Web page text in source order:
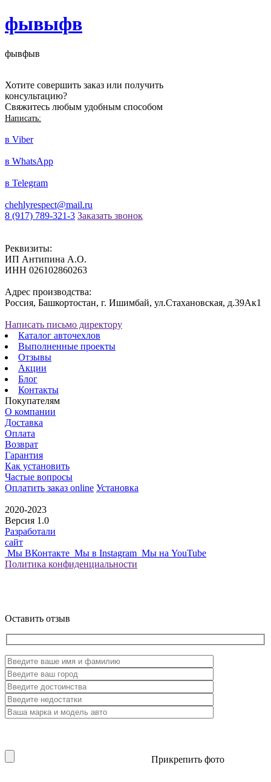
фывыфв
фывфыв
Хотите совершить заказ или получить
консультацию?
Свяжитесь любым удобным способом
Написать:
в Viber
в WhatsApp
в Telegram
chehlyrespect@mail.ru
8 (917) 789-321-3 Заказать звонок
Реквизиты:
ИП Антипина А.О.
ИНН 026102860263
Адрес производства:
Россия, Башкортостан, г. Ишимбай, ул.Стахановская, д.39Ак1
Написать письмо директору
Каталог авточехлов
Выполненные проекты
Отзывы
Акции
Блог
Контакты
Покупателям
О компании
Доставка
Оплата
Возврат
Гарантия
Как установить
Частые вопросы
Оплатить заказ online Установка
2020-2023
Версия 1.0
Разработали
сайт
Мы ВКонтакте Мы в Instagram Мы на YouTube
Политика конфиденциальности
Оставить отзыв
Прикрепить фото